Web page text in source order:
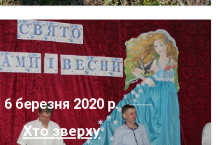
6 березня 2020 р.
Хто зверху